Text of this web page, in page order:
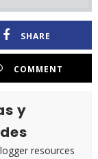
SHARE
COMMENT
y
resources